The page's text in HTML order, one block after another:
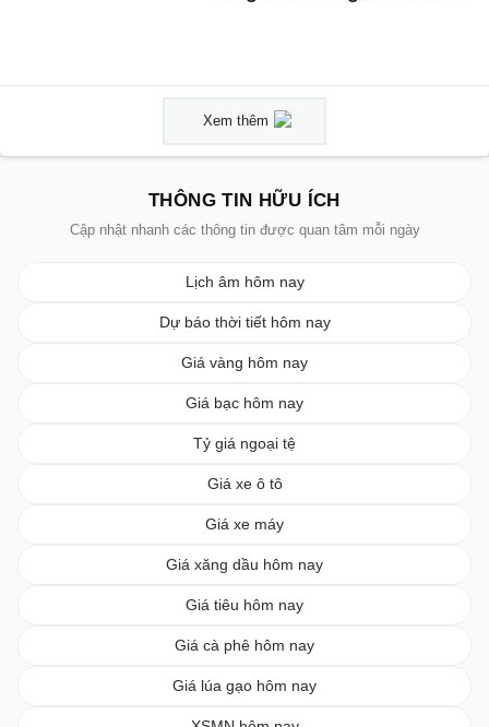
Xem thêm
THÔNG TIN HỮU ÍCH
Cập nhật nhanh các thông tin được quan tâm mỗi ngày
Lịch âm hôm nay
Dự báo thời tiết hôm nay
Giá vàng hôm nay
Giá bạc hôm nay
Tỷ giá ngoại tệ
Giá xe ô tô
Giá xe máy
Giá xăng dầu hôm nay
Giá tiêu hôm nay
Giá cà phê hôm nay
Giá lúa gạo hôm nay